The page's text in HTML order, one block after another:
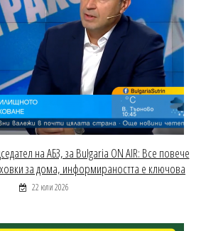
на АБЗ, за Bulgaria ON AIR: Все повече
за дома, информираността е ключова
22 юли 2026